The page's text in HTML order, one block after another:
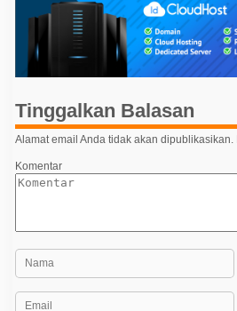
i
p
o
s
Tinggalkan Balasan
Alamat email Anda tidak akan dipublikasikan.
Komentar